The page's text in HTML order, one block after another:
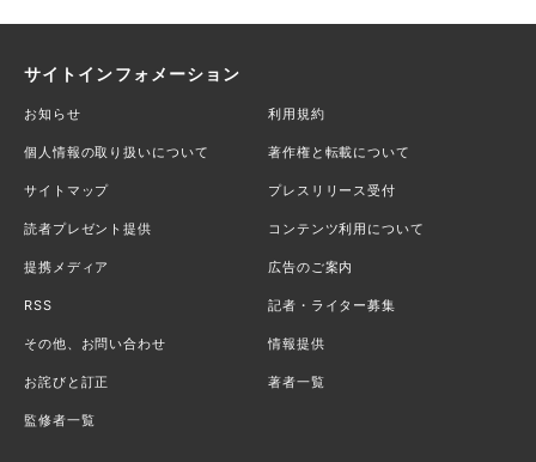
サイトインフォメーション
お知らせ 利用規約
個人情報の取り扱いについて 著作権と転載について
サイトマップ プレスリリース受付
読者プレゼント提供 コンテンツ利用について
提携メディア 広告のご案内
RSS 記者・ライター募集
その他、お問い合わせ 情報提供
お詫びと訂正 著者一覧
監修者一覧